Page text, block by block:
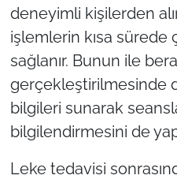
deneyimli kişilerden
işlemlerin kısa
sağlanır. Bunun ile
gerçekleştirilmesinde
bilgileri sunarak
bilgilendirmesini de
Leke tedavisi